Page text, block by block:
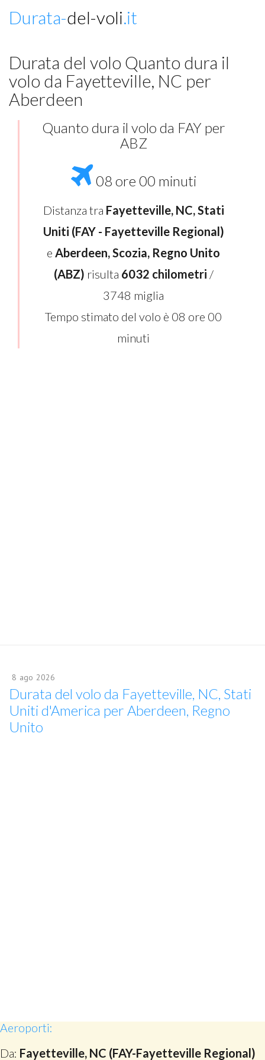
Durata-del-voli.it
Durata del volo Quanto dura il
volo da Fayetteville, NC per
Aberdeen
Quanto dura il volo da FAY per
ABZ
08 ore 00 minuti
Distanza tra Fayetteville, NC, Stati
Uniti (FAY - Fayetteville Regional)
e Aberdeen, Scozia, Regno Unito
(ABZ) risulta 6032 chilometri /
3748 miglia
Tempo stimato del volo è 08 ore 00
minuti
8 ago 2026
Durata del volo da Fayetteville, NC, Stati
Uniti d'America per Aberdeen, Regno
Unito
Aeroporti:
Da: Fayetteville, NC (FAY-Fayetteville Regional)